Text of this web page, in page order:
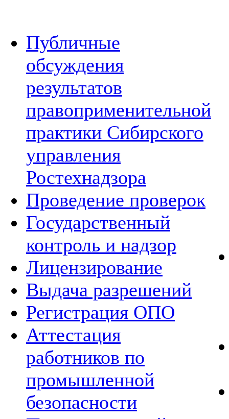
Публичные
обсуждения
результатов
правоприменительной
практики Сибирского
управления
Ростехнадзора
Проведение проверок
Государственный
контроль и надзор
Лицензирование
Выдача разрешений
Регистрация ОПО
Аттестация
работников по
промышленной
безопасности